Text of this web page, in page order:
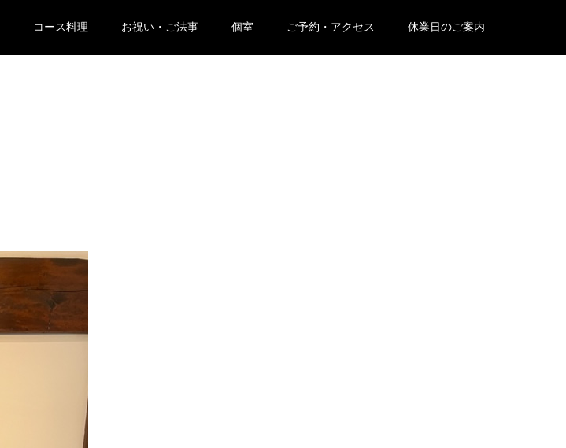
コース料理 お祝い・ご法事 個室 ご予約・アクセス 休業日のご案内